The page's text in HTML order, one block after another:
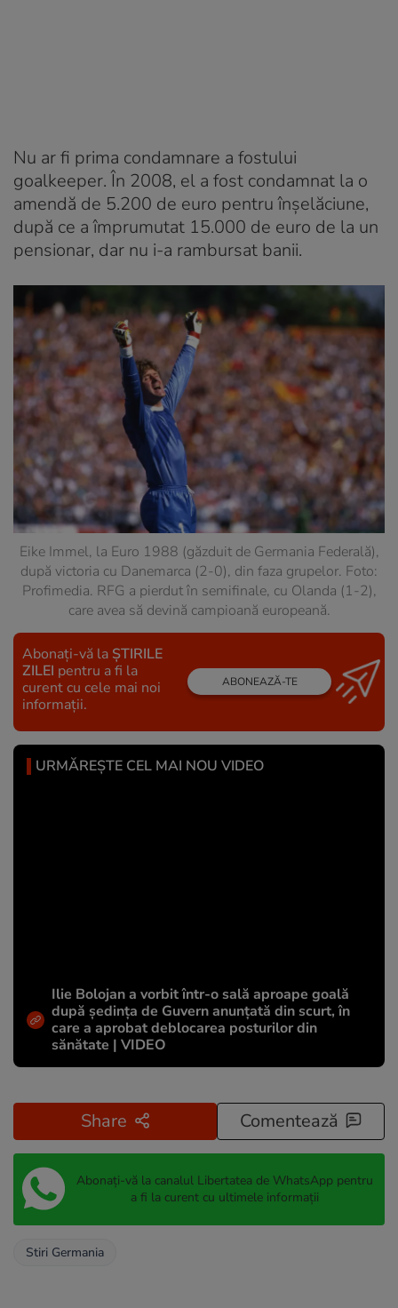
Nu ar fi prima condamnare a fostului
goalkeeper. În 2008, el a fost condamnat la o
amendă de 5.200 de euro pentru înșelăciune,
după ce a împrumutat 15.000 de euro de la un
pensionar, dar nu i-a rambursat banii.
Eike Immel, la Euro 1988 (găzduit de Germania Federală),
după victoria cu Danemarca (2-0), din faza grupelor. Foto:
Profimedia. RFG a pierdut în semifinale, cu Olanda (1-2),
care avea să devină campioană europeană.
Abonați-vă la ȘTIRILE
ZILEI pentru a fi la
curent cu cele mai noi
informații.
ABONEAZĂ-TE
URMĂREȘTE CEL MAI NOU VIDEO
Ilie Bolojan a vorbit într-o sală aproape goală
după ședința de Guvern anunțată din scurt, în
care a aprobat deblocarea posturilor din
sănătate | VIDEO
Share Comentează
Abonați-vă la canalul Libertatea de WhatsApp pentru
a fi la curent cu ultimele informații
Stiri Germania